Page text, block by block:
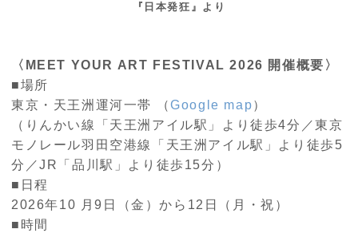
『日本発狂』より
〈MEET YOUR ART FESTIVAL 2026 開催概要〉
■場所
東京・天王洲運河一帯 （Google map）
（りんかい線「天王洲アイル駅」より徒歩4分／東京
モノレール⽻⽥空港線「天王洲アイル駅」より徒歩5
分／JR「品川駅」より徒歩15分）
■日程
2026年10 月9日（金）から12日（月・祝）
■時間